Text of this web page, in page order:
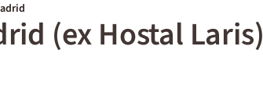
(ex Hostal Laris)